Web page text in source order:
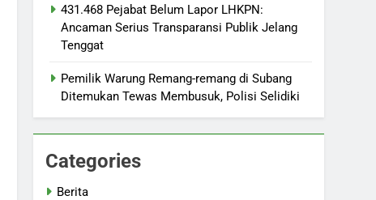
431.468 Pejabat Belum Lapor LHKPN:
Ancaman Serius Transparansi Publik Jelang
Tenggat
Pemilik Warung Remang-remang di Subang
Ditemukan Tewas Membusuk, Polisi Selidiki
Categories
Berita